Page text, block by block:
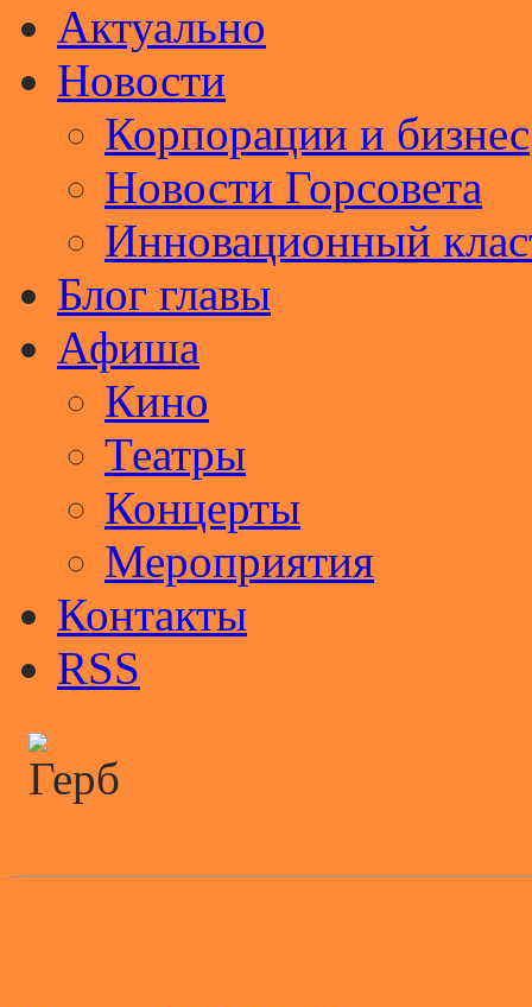
Актуально
Новости
Корпорации и бизнес
Новости Горсовета
Инновационный
Блог главы
Афиша
Кино
Театры
Концерты
Мероприятия
Контакты
RSS